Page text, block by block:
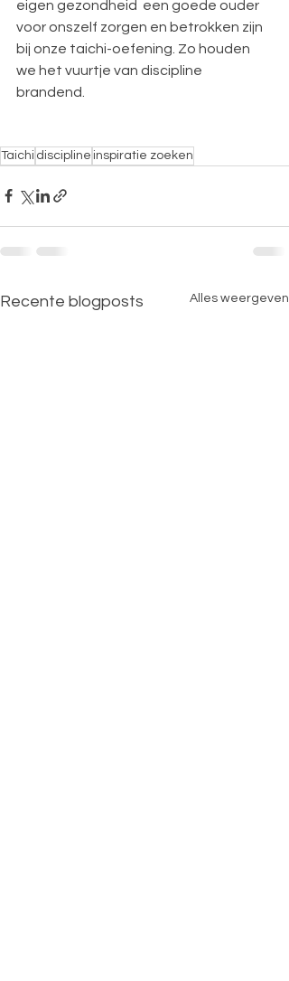
eigen gezondheid  een goede ouder
voor onszelf zorgen en betrokken zijn
bij onze taichi-oefening. Zo houden
we het vuurtje van discipline
brandend.
Taichi discipline inspiratie zoeken
Recente blogposts Alles weergeven